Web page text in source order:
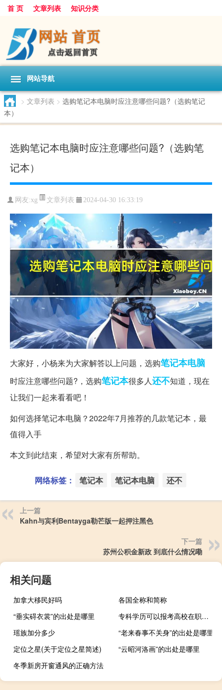
首 页 文章列表 知识分类
网站导航
> 文章列表 > 选购笔记本电脑时应注意哪些问题?（选购笔记
本）
选购笔记本电脑时应注意哪些问题?（选购笔
记本）
网友:xg 文章列表 2024-04-30 16:33:19
大家好，小杨来为大家解答以上问题，选购笔记本电脑
时应注意哪些问题?，选购笔记本很多人还不知道，现在
让我们一起来看看吧！
如何选择笔记本电脑？2022年7月推荐的几款笔记本，最
值得入手
本文到此结束，希望对大家有所帮助。
网络标签： 笔记本 笔记本电脑 还不
上一篇
Kahn与宾利Bentayga勒芒版一起押注黑色
下一篇
苏州公积金新政 到底什么情况嘞
相关问题
加拿大移民好吗
各国全称和简称
“垂实碍衣裳”的出处是哪里
专科学历可以报考高校在职研究生的同等学力申硕吗
瑶族加分多少
“老来春事不关身”的出处是哪里
定位之星(关于定位之星简述)
“云昭河洛画”的出处是哪里
冬季新房开窗通风的正确方法